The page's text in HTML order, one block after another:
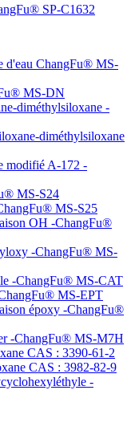
SP-C1632
d'eau ChangFu® MS-
MS-DN
diméthylsiloxane -
diméthylsiloxane
modifié A-172 -
MS-S24
MS-S25
OH -ChangFu®
-ChangFu® MS-
-ChangFu® MS-CAT
MS-EPT
époxy -ChangFu®
-ChangFu® MS-M7H
CAS : 3390-61-2
CAS : 3982-82-9
-